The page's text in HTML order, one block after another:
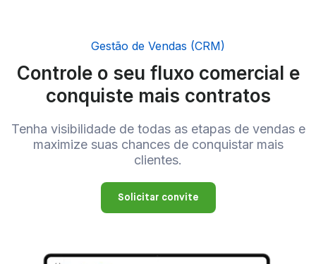
Gestão de Vendas (CRM)
Controle o seu fluxo comercial e
conquiste mais contratos
Tenha visibilidade de todas as etapas de vendas e
maximize suas chances de conquistar mais
clientes.
Solicitar convite